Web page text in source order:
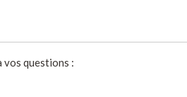
vos questions :